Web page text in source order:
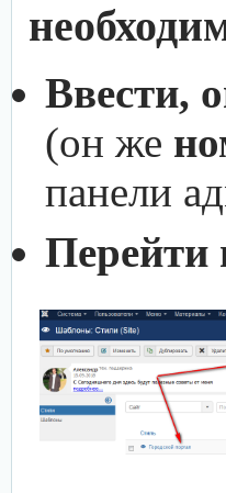
Ввести,
(он же
панели
Перейти